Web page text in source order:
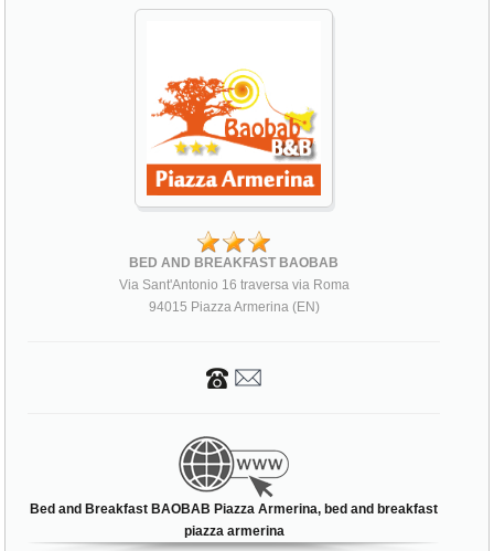
BED AND BREAKFAST BAOBAB
Via Sant'Antonio 16 traversa via Roma
94015 Piazza Armerina (EN)
Bed and Breakfast BAOBAB Piazza Armerina, bed and breakfast
piazza armerina